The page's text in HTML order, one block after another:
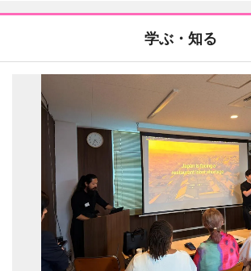
学ぶ・知る